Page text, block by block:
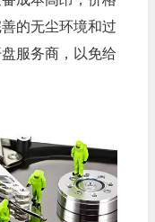
的无尘环境和过
服务商，以免给